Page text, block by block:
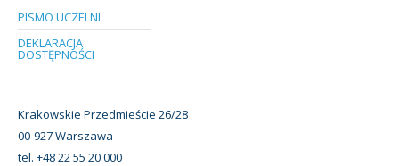
PISMO UCZELNI
DEKLARACJA
DOSTĘPNOŚCI
Krakowskie Przedmieście 26/28
00-927 Warszawa
tel. +48 22 55 20 000